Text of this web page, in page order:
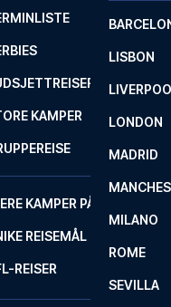
LISBON
LONDON
MADRID
MILANO
ROME
SEVILLA
KAMPER
KAMPER PÅ ÉN REISE
REISEMÅL
REISER
populære og intense
legendariske klubber
er det en drøm for
League.
seg på gressmatta, er
opplevelsen. Kjenn
ditt kjemper for seier, og
gjennom stadion.
League med